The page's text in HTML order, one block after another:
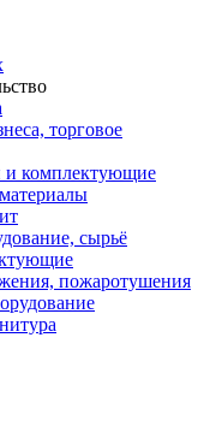
торговое
и комплектующие
сырьё
пожаротушения